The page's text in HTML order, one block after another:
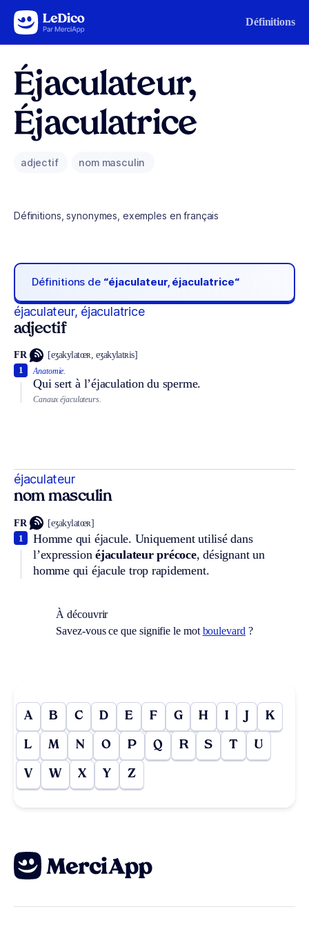
Aller au contenu Définitions
Éjaculateur,
Éjaculatrice
adjectif nom masculin
Définitions, synonymes, exemples en français
Définitions de “éjaculateur, éjaculatrice“
éjaculateur, éjaculatrice
adjectif
FR [eʒakylatœʀ, eʒakylatʀis]
Anatomie.
Qui sert à l’éjaculation du sperme.
1
Canaux éjaculateurs.
éjaculateur
nom masculin
FR [eʒakylatœʀ]
Homme qui éjacule. Uniquement utilisé dans
l’expressionéjaculateur précoce, désignant un
homme qui éjacule trop rapidement.
1
À découvrir
Savez-vous ce que signifie le mot boulevard ?
A B C D E F G H I J K
L M N O P Q R S T U
V W X Y Z